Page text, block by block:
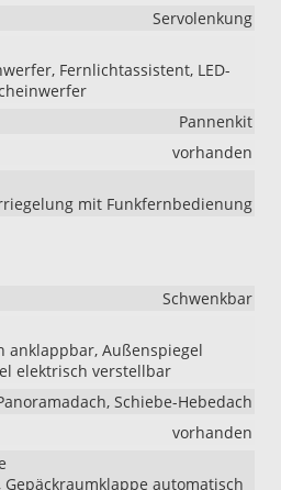
Servolenkung
Fernlichtassistent, LED-
Pannenkit
vorhanden
mit Funkfernbedienung
Schwenkbar
anklappbar, Außenspiegel
elektrisch verstellbar
Schiebe-Hebedach
vorhanden
Gepäckraumklappe automatisch